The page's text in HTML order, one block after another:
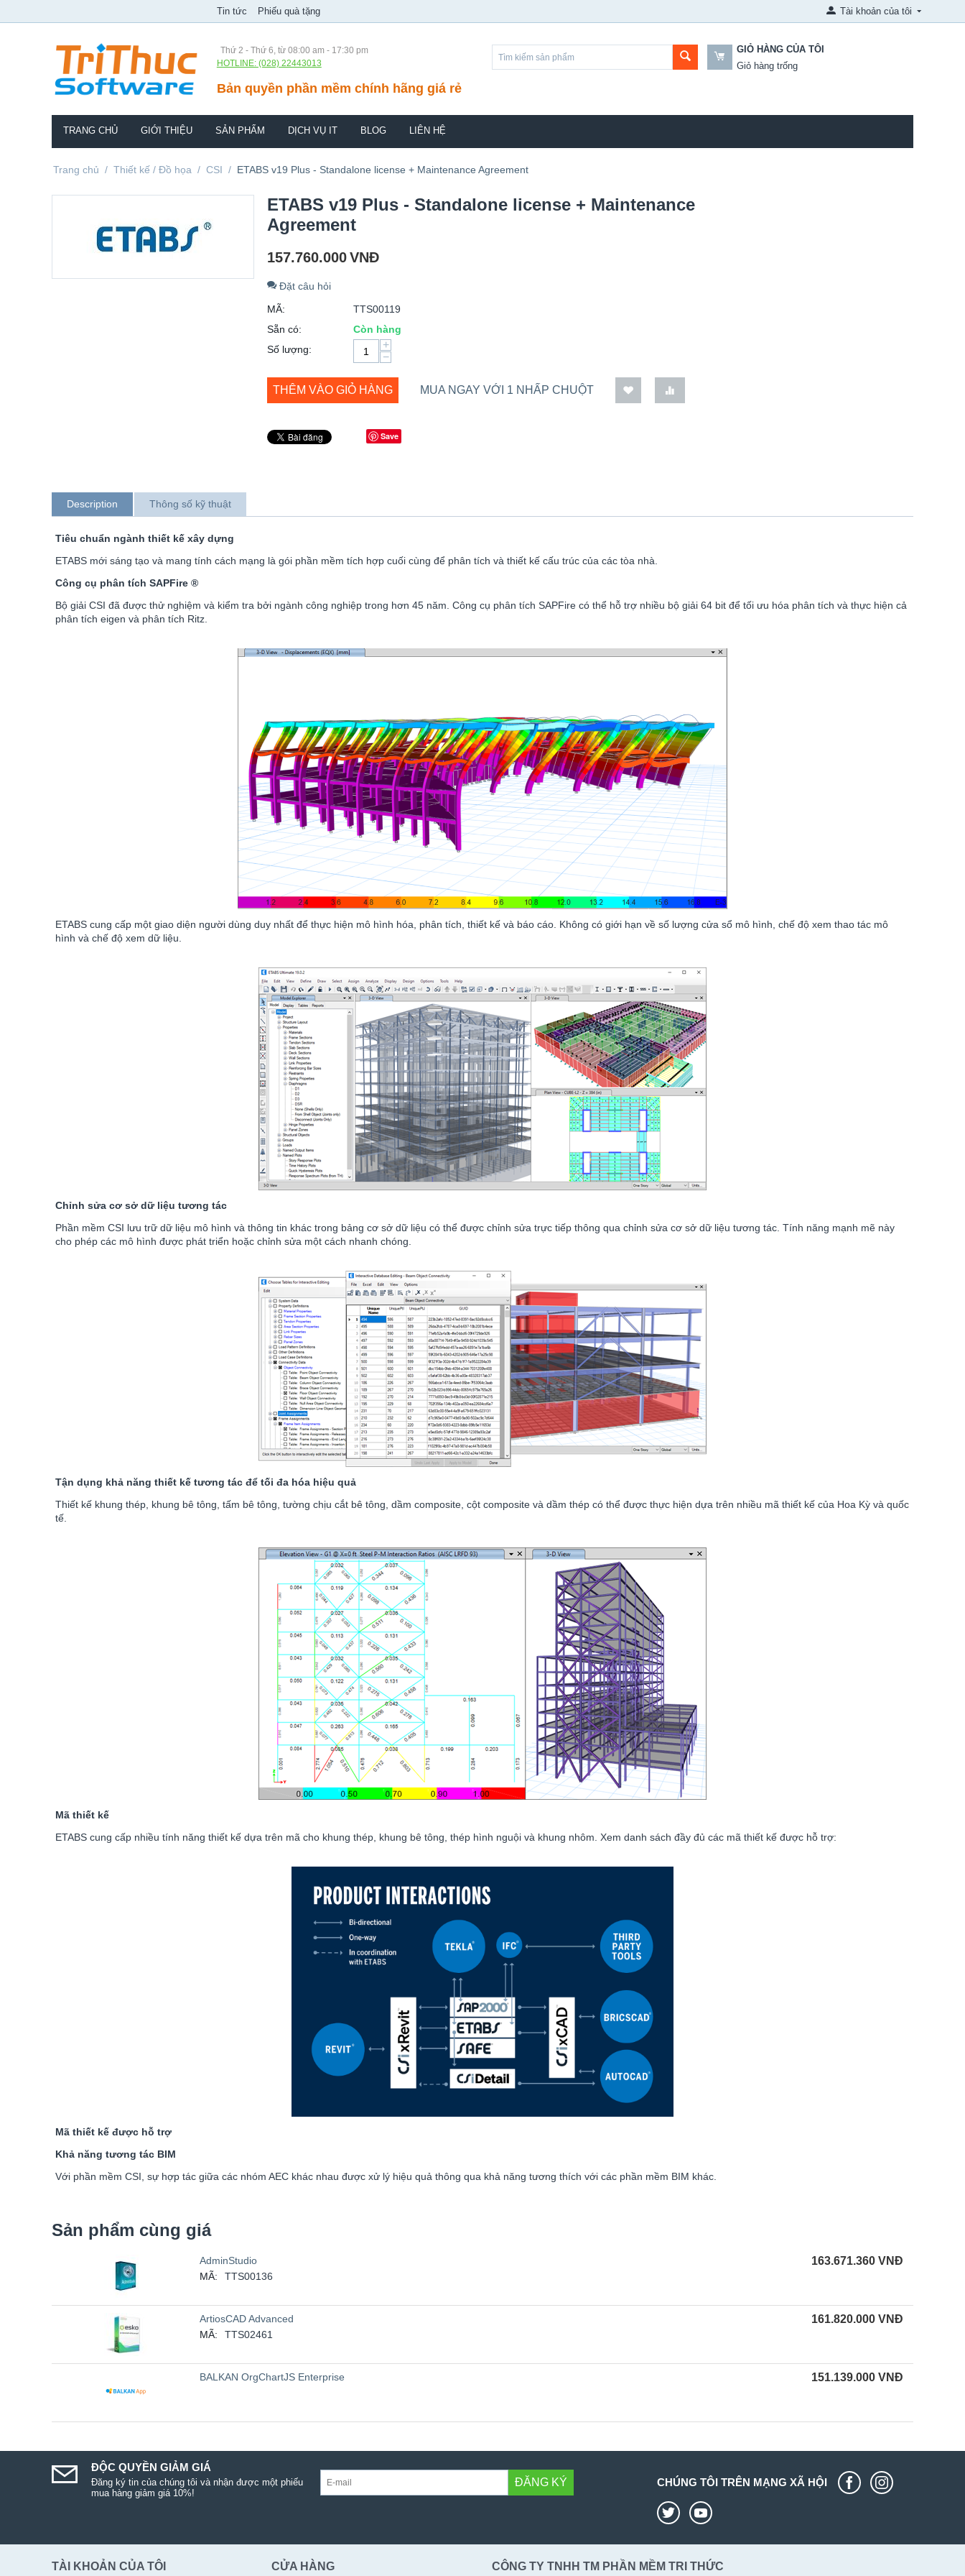
Tin tức Phiếu quà tặng Tài khoản của tôi
Thứ 2 - Thứ 6, từ 08:00 am - 17:30 pm
HOTLINE: (028) 22443013
Bản quyền phần mềm chính hãng giá rẻ
GIỎ HÀNG CỦA TÔI
Giỏ hàng trống
TRANG CHỦ GIỚI THIỆU SẢN PHẨM DỊCH VỤ IT BLOG LIÊN HỆ
Trang chủ / Thiết kế / Đồ họa / CSI / ETABS v19 Plus - Standalone license + Maintenance Agreement
ETABS v19 Plus - Standalone license + Maintenance
Agreement
157.760.000VNĐ
Đặt câu hỏi
MÃ:
TTS00119
Sẵn có:
Còn hàng
Số lượng:
+
−
THÊM VÀO GIỎ HÀNG MUA NGAY VỚI 1 NHẤP CHUỘT
Save
Description Thông số kỹ thuật
Tiêu chuẩn ngành thiết kế xây dựng
ETABS mới sáng tạo và mang tính cách mạng là gói phần mềm tích hợp cuối cùng để phân tích và thiết kế cấu trúc của các tòa nhà.
Công cụ phân tích SAPFire ®
Bộ giải CSI đã được thử nghiệm và kiểm tra bởi ngành công nghiệp trong hơn 45 năm. Công cụ phân tích SAPFire có thể hỗ trợ nhiều bộ giải 64 bit để tối ưu hóa phân tích và thực hiện cả
phân tích eigen và phân tích Ritz.
ETABS cung cấp một giao diện người dùng duy nhất để thực hiện mô hình hóa, phân tích, thiết kế và báo cáo. Không có giới hạn về số lượng cửa sổ mô hình, chế độ xem thao tác mô
hình và chế độ xem dữ liệu.
Chỉnh sửa cơ sở dữ liệu tương tác
Phần mềm CSI lưu trữ dữ liệu mô hình và thông tin khác trong bảng cơ sở dữ liệu có thể được chỉnh sửa trực tiếp thông qua chỉnh sửa cơ sở dữ liệu tương tác. Tính năng mạnh mẽ này
cho phép các mô hình được phát triển hoặc chỉnh sửa một cách nhanh chóng.
Tận dụng khả năng thiết kế tương tác để tối đa hóa hiệu quả
Thiết kế khung thép, khung bê tông, tấm bê tông, tường chịu cắt bê tông, dầm composite, cột composite và dầm thép có thể được thực hiện dựa trên nhiều mã thiết kế của Hoa Kỳ và quốc
tế.
Mã thiết kế
ETABS cung cấp nhiều tính năng thiết kế dựa trên mã cho khung thép, khung bê tông, thép hình nguội và khung nhôm. Xem danh sách đầy đủ các mã thiết kế được hỗ trợ:
Mã thiết kế được hỗ trợ
Khả năng tương tác BIM
Với phần mềm CSI, sự hợp tác giữa các nhóm AEC khác nhau được xử lý hiệu quả thông qua khả năng tương thích với các phần mềm BIM khác.
Sản phẩm cùng giá
AdminStudio
MÃ:
TTS00136
163.671.360 VNĐ
ArtiosCAD Advanced
MÃ:
TTS02461
161.820.000 VNĐ
BALKAN OrgChartJS Enterprise 151.139.000 VNĐ
ĐỘC QUYỀN GIẢM GIÁ
Đăng ký tin của chúng tôi và nhận được một phiếu
mua hàng giảm giá 10%!
ĐĂNG KÝ CHÚNG TÔI TRÊN MẠNG XÃ HỘI
TÀI KHOẢN CỦA TÔI CỬA HÀNG CÔNG TY TNHH TM PHẦN MỀM TRI THỨC